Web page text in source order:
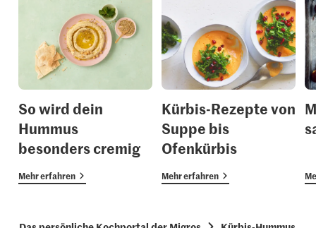
So wird dein
Hummus
besonders cremig
Mehr erfahren
Kürbis-Rezepte von
Suppe bis
Ofenkürbis
Mehr erfahren